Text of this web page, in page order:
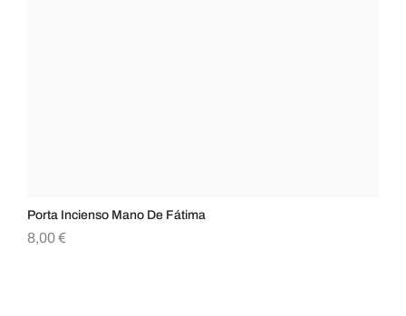
Porta Incienso Mano De Fátima
8,00€